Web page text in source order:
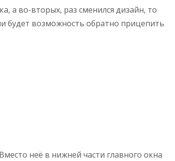
а во-вторых, раз сменился дизайн, то
будет возможность обратно прицепить
неё в нижней части главного окна